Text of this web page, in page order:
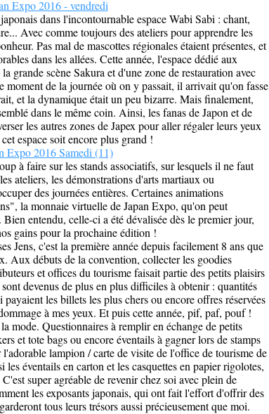
dans l'incontournable espace Wabi Sabi : chant,
Avec comme toujours des ateliers pour apprendre les
Pas mal de mascottes régionales étaient présentes, et
dans les allées. Cette année, l'espace dédié aux
grande scène Sakura et d'une zone de restauration avec
de la journée où on y passait, il arrivait qu'on fasse
et la dynamique était un peu bizarre. Mais finalement,
dans le même coin. Ainsi, les fanas de Japon et de
les autres zones de Japex pour aller régaler leurs yeux
espace soit encore plus grand !
à faire sur les stands associatifs, sur lesquels il ne faut
ateliers, les démonstrations d'arts martiaux ou
des journées entières. Certaines animations
la monnaie virtuelle de Japan Expo, qu'on peut
entendu, celle-ci a été dévalisée dès le premier jour,
gains pour la prochaine édition !
Jens, c'est la première année depuis facilement 8 ans que
Aux débuts de la convention, collecter les goodies
et offices du tourisme faisait partie des petits plaisirs
devenus de plus en plus difficiles à obtenir : quantités
les billets les plus chers ou encore offres réservées
à mes yeux. Et puis cette année, pif, paf, pouf !
mode. Questionnaires à remplir en échange de petits
et tote bags ou encore éventails à gagner lors de stamps
lampion / carte de visite de l'office de tourisme de
éventails en carton et les casquettes en papier rigolotes,
super agréable de revenir chez soi avec plein de
les exposants japonais, qui ont fait l'effort d'offrir des
tous leurs trésors aussi précieusement que moi.